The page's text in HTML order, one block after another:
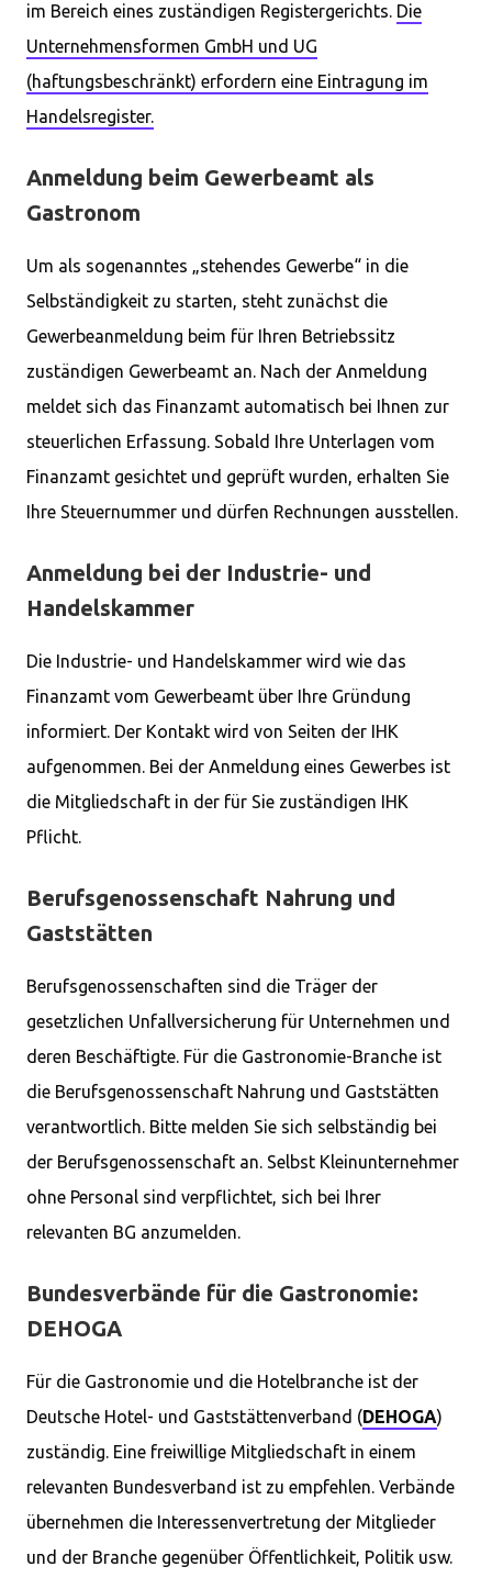
im Bereich eines zuständigen Registergerichts. Die
Unternehmensformen GmbH und UG
(haftungsbeschränkt) erfordern eine Eintragung im
Handelsregister.
Anmeldung beim Gewerbeamt als
Gastronom
Um als sogenanntes „stehendes Gewerbe“ in die
Selbständigkeit zu starten, steht zunächst die
Gewerbeanmeldung beim für Ihren Betriebssitz
zuständigen Gewerbeamt an. Nach der Anmeldung
meldet sich das Finanzamt automatisch bei Ihnen zur
steuerlichen Erfassung. Sobald Ihre Unterlagen vom
Finanzamt gesichtet und geprüft wurden, erhalten Sie
Ihre Steuernummer und dürfen Rechnungen ausstellen.
Anmeldung bei der Industrie- und
Handelskammer
Die Industrie- und Handelskammer wird wie das
Finanzamt vom Gewerbeamt über Ihre Gründung
informiert. Der Kontakt wird von Seiten der IHK
aufgenommen. Bei der Anmeldung eines Gewerbes ist
die Mitgliedschaft in der für Sie zuständigen IHK
Pflicht.
Berufsgenossenschaft Nahrung und
Gaststätten
Berufsgenossenschaften sind die Träger der
gesetzlichen Unfallversicherung für Unternehmen und
deren Beschäftigte. Für die Gastronomie-Branche ist
die Berufsgenossenschaft Nahrung und Gaststätten
verantwortlich. Bitte melden Sie sich selbständig bei
der Berufsgenossenschaft an. Selbst Kleinunternehmer
ohne Personal sind verpflichtet, sich bei Ihrer
relevanten BG anzumelden.
Bundesverbände für die Gastronomie:
DEHOGA
Für die Gastronomie und die Hotelbranche ist der
Deutsche Hotel- und Gaststättenverband (DEHOGA)
zuständig. Eine freiwillige Mitgliedschaft in einem
relevanten Bundesverband ist zu empfehlen. Verbände
übernehmen die Interessenvertretung der Mitglieder
und der Branche gegenüber Öffentlichkeit, Politik usw.